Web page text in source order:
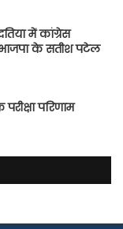
में कांग्रेस
के सतीश पटेल
परिणाम